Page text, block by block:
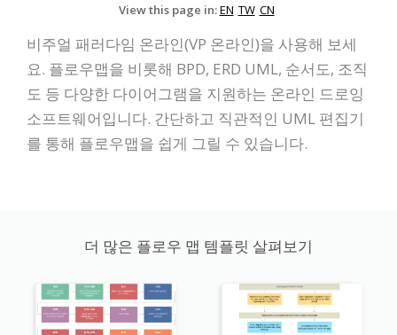
View this page in:EN TW CN
비주얼 패러다임 온라인(VP 온라인)을 사용해 보세
요. 플로우맵을 비롯해 BPD, ERD UML, 순서도, 조직
도 등 다양한 다이어그램을 지원하는 온라인 드로잉
소프트웨어입니다. 간단하고 직관적인 UML 편집기
를 통해 플로우맵을 쉽게 그릴 수 있습니다.
더 많은 플로우 맵 템플릿 살펴보기